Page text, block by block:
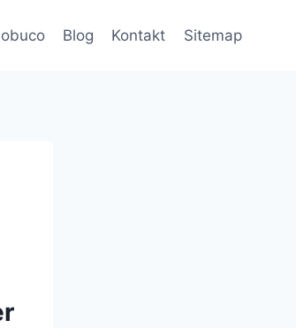
Blog Kontakt Sitemap